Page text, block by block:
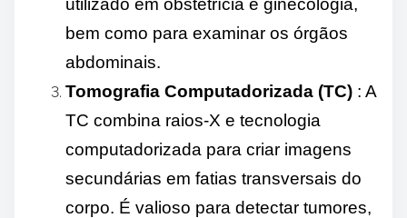
utilizado em obstetrícia e ginecologia,
bem como para examinar os órgãos
abdominais.
Tomografia Computadorizada (TC) : A
TC combina raios-X e tecnologia
computadorizada para criar imagens
secundárias em fatias transversais do
corpo. É valioso para detectar tumores,